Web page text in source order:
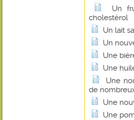
Un
cholestérol
Un lait
Un
Une
Une
Une
de
Une
Une